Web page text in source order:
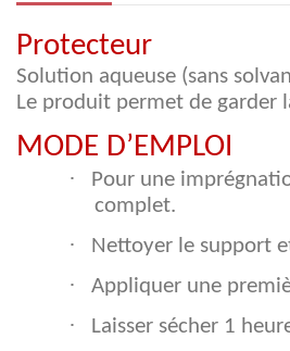
Protecteur
Solution aqueuse (sans
Le produit permet de garder
MODE D’EMPLOI
·
Pour une
complet.
· Nettoyer le support
· Appliquer une
· Laisser sécher 1